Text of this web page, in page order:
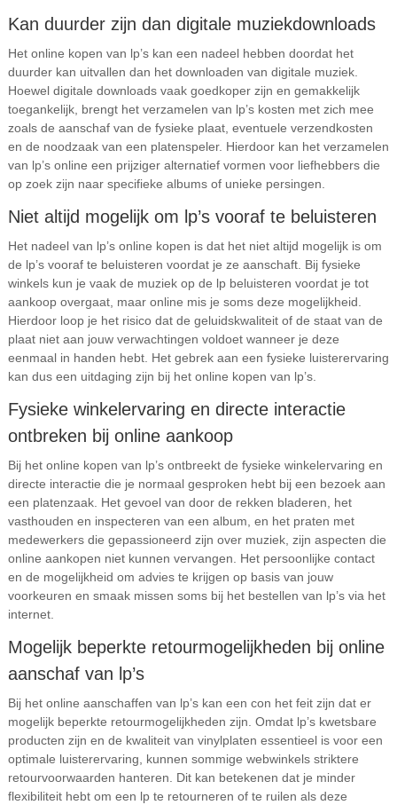
Kan duurder zijn dan digitale muziekdownloads
Het online kopen van lp’s kan een nadeel hebben doordat het
duurder kan uitvallen dan het downloaden van digitale muziek.
Hoewel digitale downloads vaak goedkoper zijn en gemakkelijk
toegankelijk, brengt het verzamelen van lp’s kosten met zich mee
zoals de aanschaf van de fysieke plaat, eventuele verzendkosten
en de noodzaak van een platenspeler. Hierdoor kan het verzamelen
van lp’s online een prijziger alternatief vormen voor liefhebbers die
op zoek zijn naar specifieke albums of unieke persingen.
Niet altijd mogelijk om lp’s vooraf te beluisteren
Het nadeel van lp’s online kopen is dat het niet altijd mogelijk is om
de lp’s vooraf te beluisteren voordat je ze aanschaft. Bij fysieke
winkels kun je vaak de muziek op de lp beluisteren voordat je tot
aankoop overgaat, maar online mis je soms deze mogelijkheid.
Hierdoor loop je het risico dat de geluidskwaliteit of de staat van de
plaat niet aan jouw verwachtingen voldoet wanneer je deze
eenmaal in handen hebt. Het gebrek aan een fysieke luisterervaring
kan dus een uitdaging zijn bij het online kopen van lp’s.
Fysieke winkelervaring en directe interactie
ontbreken bij online aankoop
Bij het online kopen van lp’s ontbreekt de fysieke winkelervaring en
directe interactie die je normaal gesproken hebt bij een bezoek aan
een platenzaak. Het gevoel van door de rekken bladeren, het
vasthouden en inspecteren van een album, en het praten met
medewerkers die gepassioneerd zijn over muziek, zijn aspecten die
online aankopen niet kunnen vervangen. Het persoonlijke contact
en de mogelijkheid om advies te krijgen op basis van jouw
voorkeuren en smaak missen soms bij het bestellen van lp’s via het
internet.
Mogelijk beperkte retourmogelijkheden bij online
aanschaf van lp’s
Bij het online aanschaffen van lp’s kan een con het feit zijn dat er
mogelijk beperkte retourmogelijkheden zijn. Omdat lp’s kwetsbare
producten zijn en de kwaliteit van vinylplaten essentieel is voor een
optimale luisterervaring, kunnen sommige webwinkels striktere
retourvoorwaarden hanteren. Dit kan betekenen dat je minder
flexibiliteit hebt om een lp te retourneren of te ruilen als deze